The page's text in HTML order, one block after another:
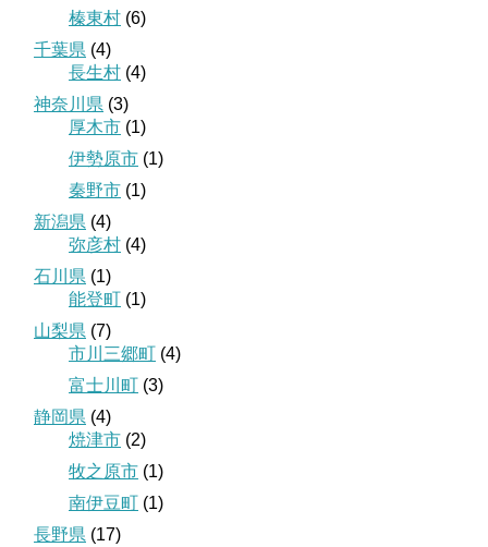
榛東村 (6)
千葉県 (4)
長生村 (4)
神奈川県 (3)
厚木市 (1)
伊勢原市 (1)
秦野市 (1)
新潟県 (4)
弥彦村 (4)
石川県 (1)
能登町
(1)
山梨県 (7)
市川三郷町
(4)
富士川町
(3)
静岡県 (4)
焼津市 (2)
牧之原市 (1)
南伊豆町
(1)
長野県 (17)